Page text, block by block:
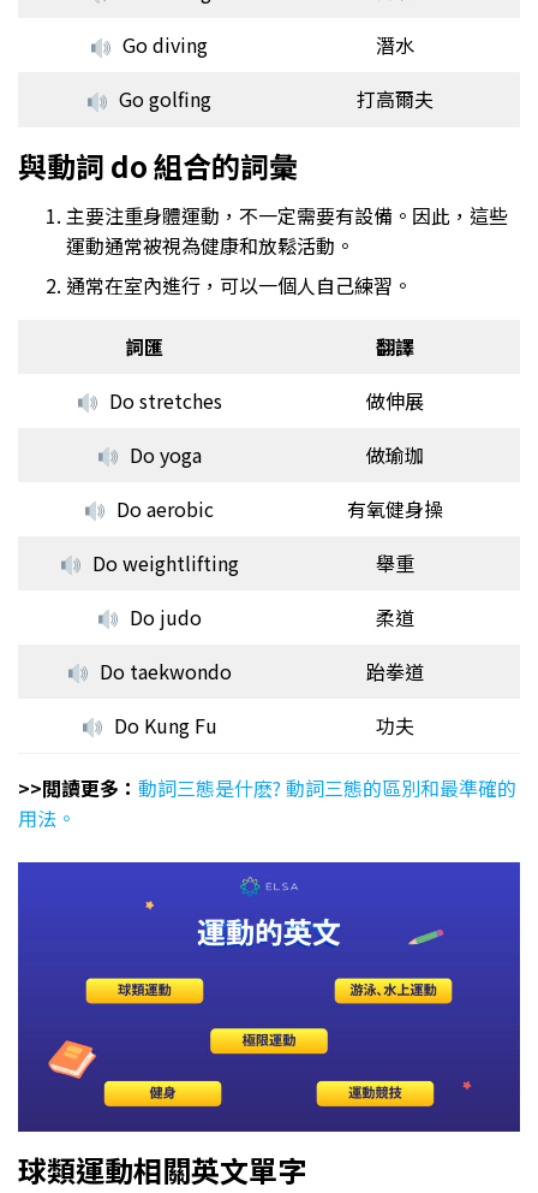
Go diving
潛水
Go golfing
打高爾夫
與動詞 do 組合的詞彙
主要注重身體運動，不一定需要有設備。因此，這些
運動通常被視為健康和放鬆活動。
通常在室內進行，可以一個人自己練習。
詞匯
翻譯
Do stretches
做伸展
Do yoga
做瑜珈
Do aerobic
有氧健身操
Do weightlifting
舉重
Do judo
柔道
Do taekwondo
跆拳道
Do Kung Fu
功夫
>>閲讀更多： 動詞三態是什麽? 動詞三態的區別和最準確的
用法。
球類運動相關英文單字